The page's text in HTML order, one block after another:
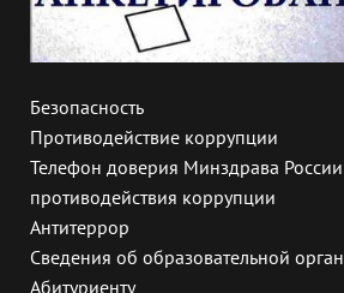
Безопасность
Противодействие коррупции
Телефон доверия Минздрава
противодействия коррупции
Антитеррор
Сведения об образовательной
Абитуриенту